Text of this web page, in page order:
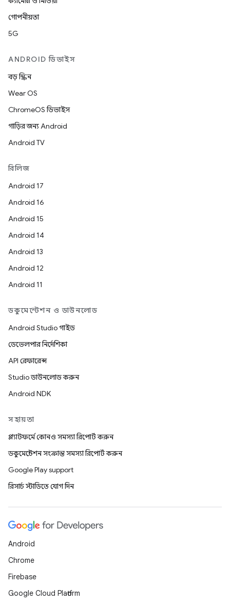
গোপনীয়তা
5G
ANDROID ডিভাইস
বড় স্ক্রিন
Wear OS
ChromeOS ডিভাইস
গাড়ির জন্য Android
Android TV
রিলিজ
Android 17
Android 16
Android 15
Android 14
Android 13
Android 12
Android 11
ডকুমেন্টেশন ও ডাউনলোড
Android Studio গাইড
ডেভেলপার নির্দেশিকা
API রেফারেন্স
Studio ডাউনলোড করুন
Android NDK
সহায়তা
প্ল্যাটফর্মে কোনও সমস্যা রিপোর্ট করুন
ডকুমেন্টেশন সংক্রান্ত সমস্যা রিপোর্ট করুন
Google Play support
রিসার্চ স্টাডিতে যোগ দিন
Android
Chrome
Firebase
Google Cloud Platform